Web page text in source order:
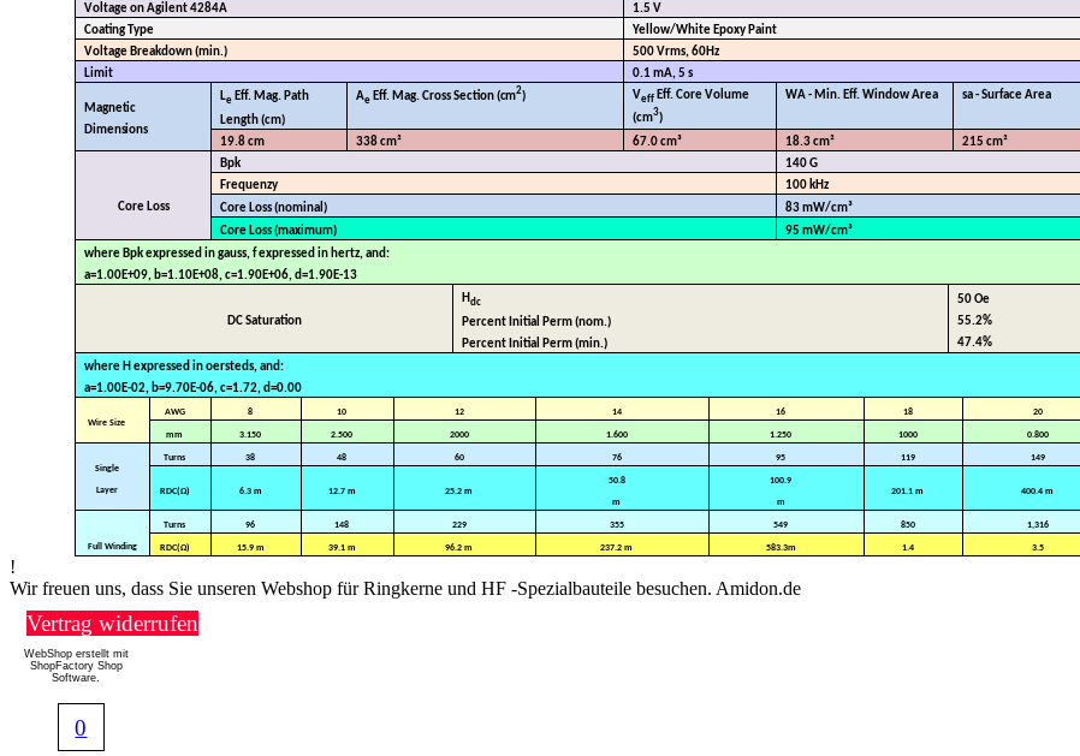
Voltage on Agilent 4284A
1.5 V
Coating Type
Yellow/White Epoxy Paint
Voltage Breakdown (min.)
500 Vrms, 60Hz
Limit
0.1 mA, 5 s
Magnetic
Dimensions
Le Eff. Mag. Path
Length(cm)
Ae Eff. Mag. Cross Section(cm2) Veff Eff. Core Volume
(cm3)
WA - Min. Eff. Window Area sa - Surface Area
19.8 cm 338 cm² 67.0 cm³ 18.3 cm² 215 cm²
Core Loss
Bpk
140 G
Frequenzy
100 kHz
Core Loss (nominal)
83 mW/cm³
Core Loss (maximum)
95 mW/cm³
where Bpk expressed in gauss, f expressed in hertz, and:
a=1.00E+09, b=1.10E+08, c=1.90E+06, d=1.90E-13
DC Saturation
Hdc
Percent Initial Perm (nom.)
Percent Initial Perm (min.)
50 Oe
55.2%
47.4%
where H expressed in oersteds, and:
a=1.00E-02, b=9.70E-06, c=1.72, d=0.00
Wire Size
AWG 8 10 12 14 16 18 20
mm 3.150 2.500 2000 1.600 1.250 1000 0.800
Single
Layer
Turns 38 48 60 76 95 119 149
RDC(Ω) 6.3 m 12.7 m 25.2 m
50.8
m
100.9
m
201.1 m 400.4 m
Full Winding
Turns 96 148 229 355 549 850 1,316
RDC(Ω) 15.9 m 39.1 m 96.2 m 237.2 m 583.3m 1.4 3.5
!
Wir freuen uns, dass Sie unseren Webshop für Ringkerne und HF -Spezialbauteile besuchen. Amidon.de
Vertrag widerrufen
WebShop erstellt mit
ShopFactory Shop
Software.
0